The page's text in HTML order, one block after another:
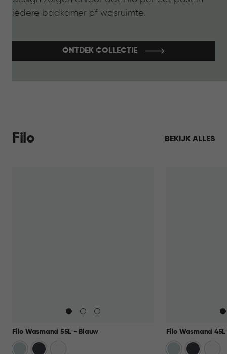
iedere badkamer of wasruimte.
ONTDEK COLLECTIE
Filo BEKIJK ALLES
Filo Wasmand 55L - Blauw
BlauwAntraciet
Filo Wasmand
BlauwAntraciet